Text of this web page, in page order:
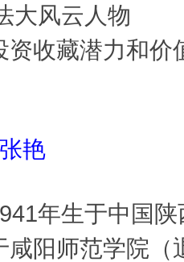
大风云人物
资收藏潜力和价
艳
年生于中国
咸阳师范学院（